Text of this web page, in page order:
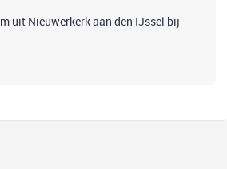
uit Nieuwerkerk aan den IJssel bij